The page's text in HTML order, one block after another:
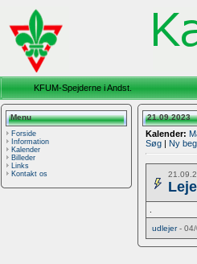
KFUM-Spejderne i Andst.
Menu
Forside
Information
Kalender
Billeder
Links
Kontakt os
21.09.2023
Kalender:
Søg | Ny
udlejer- 04/